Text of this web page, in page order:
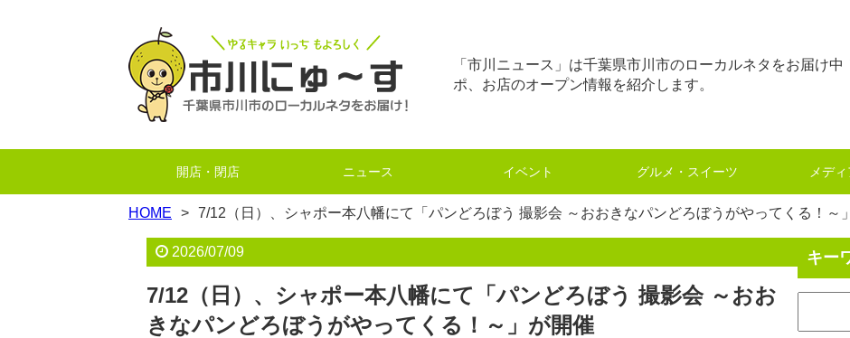
「市川ニュース」は千葉県市川市のローカルネタをお届け
ポ、お店のオープン情報を紹介します。
開店・閉店 ニュース イベント グルメ・スイーツ メデ
HOME 7/12（日）、シャポー本八幡にて「パンどろぼう 撮影会 ～おおきなパンどろぼうがやってくる！～
2026/07/09
7/12（日）、シャポー本八幡にて「パンどろぼう 撮影会 ～おお
きなパンどろぼうがやってくる！～」が開催
キー